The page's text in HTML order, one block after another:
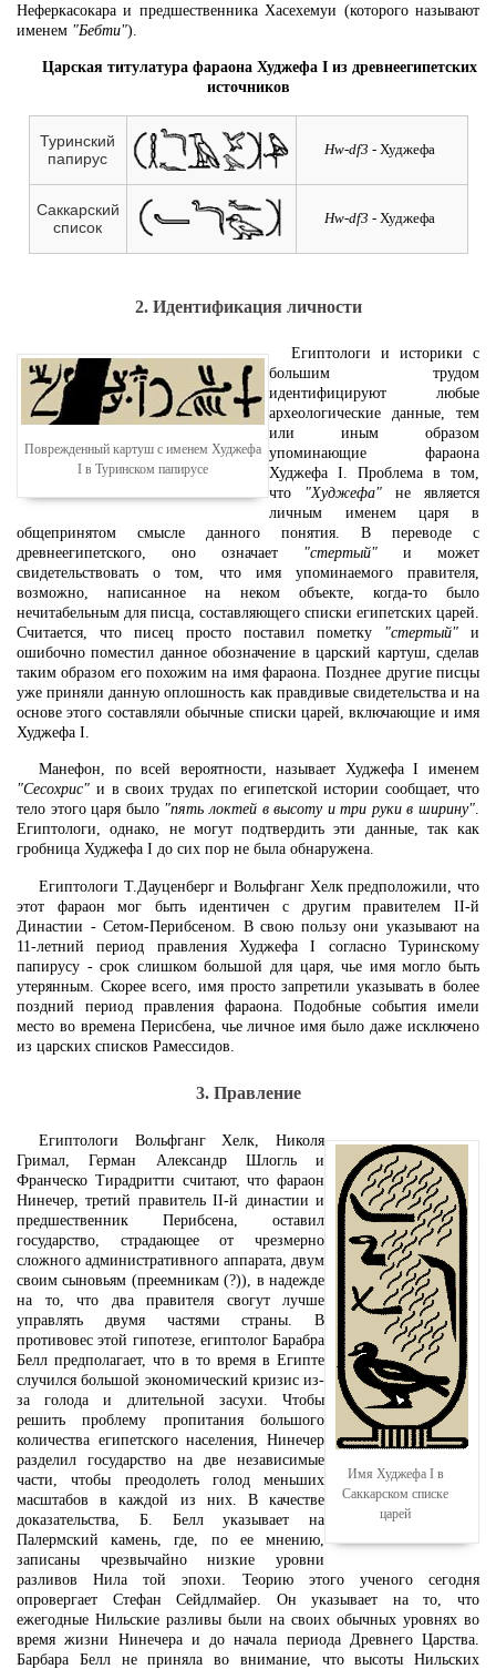
Неферкасокара и предшественника Хасехемуи (которого называют
именем "Бебти").
Царская титулатура фараона Худжефа I из древнеегипетских
источников
Туринский
папирус
Hw-df3 - Худжефа
Саккарский
список
Hw-df3 - Худжефа
2. Идентификация личности
Поврежденный картуш с именем Худжефа
I в Туринском папирусе
Египтологи и историки с
большим трудом
идентифицируют любые
археологические данные, тем
или иным образом
упоминающие фараона
Худжефа I. Проблема в том,
что "Худжефа" не является
личным именем царя в
общепринятом смысле данного понятия. В переводе с
древнеегипетского, оно означает "стертый" и может
свидетельствовать о том, что имя упоминаемого правителя,
возможно, написанное на неком объекте, когда-то было
нечитабельным для писца, составляющего списки египетских царей.
Считается, что писец просто поставил пометку "стертый" и
ошибочно поместил данное обозначение в царский картуш, сделав
таким образом его похожим на имя фараона. Позднее другие писцы
уже приняли данную оплошность как правдивые свидетельства и на
основе этого составляли обычные списки царей, включающие и имя
Худжефа I.
Манефон, по всей вероятности, называет Худжефа I именем
"Сесохрис" и в своих трудах по египетской истории сообщает, что
тело этого царя было "пять локтей в высоту и три руки в ширину".
Египтологи, однако, не могут подтвердить эти данные, так как
гробница Худжефа I до сих пор не была обнаружена.
Египтологи Т.Дауценберг и Вольфганг Хелк предположили, что
этот фараон мог быть идентичен с другим правителем II-й
Династии - Сетом-Перибсеном. В свою пользу они указывают на
11-летний период правления Худжефа I согласно Туринскому
папирусу - срок слишком большой для царя, чье имя могло быть
утерянным. Скорее всего, имя просто запретили указывать в более
поздний период правления фараона. Подобные события имели
место во времена Перисбена, чье личное имя было даже исключено
из царских списков Рамессидов.
3. Правление
Имя Худжефа I в
Саккарском списке
царей
Египтологи Вольфганг Хелк, Николя
Гримал, Герман Александр Шлогль и
Франческо Тирадритти считают, что фараон
Нинечер, третий правитель II-й династии и
предшественник Перибсена, оставил
государство, страдающее от чрезмерно
сложного административного аппарата, двум
своим сыновьям (преемникам (?)), в надежде
на то, что два правителя свогут лучше
управлять двумя частями страны. В
противовес этой гипотезе, египтолог Барабра
Белл предполагает, что в то время в Египте
случился большой экономический кризис из-
за голода и длительной засухи. Чтобы
решить проблему пропитания большого
количества египетского населения, Нинечер
разделил государство на две независимые
части, чтобы преодолеть голод меньших
масштабов в каждой из них. В качестве
доказательства, Б. Белл указывает на
Палермский камень, где, по ее мнению,
записаны чрезвычайно низкие уровни
разливов Нила той эпохи. Теорию этого ученого сегодня
опровергает Стефан Сейдлмайер. Он указывает на то, что
ежегодные Нильские разливы были на своих обычных уровнях во
время жизни Нинечера и до начала периода Древнего Царства.
Барбара Белл не приняла во внимание, что высоты Нильских